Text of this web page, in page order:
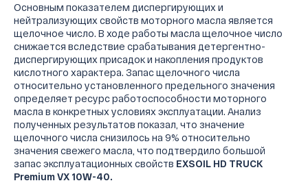
Основным показателем диспергирующих и
нейтрализующих свойств моторного масла является
щелочное число. В ходе работы масла щелочное число
снижается вследствие срабатывания детергентно-
диспергирующих присадок и накопления продуктов
кислотного характера. Запас щелочного числа
относительно установленного предельного значения
определяет ресурс работоспособности моторного
масла в конкретных условиях эксплуатации. Анализ
полученных результатов показал, что значение
щелочного числа снизилось на 9% относительно
значения свежего масла, что подтвердило большой
запас эксплуатационных свойств EXSOIL HD TRUCK
Premium VX 10W-40.